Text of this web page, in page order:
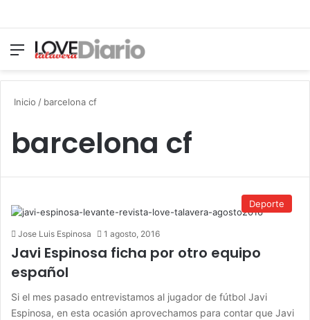
Menú
Inicio / barcelona cf
barcelona cf
Deporte
Jose Luis Espinosa 1 agosto, 2016
Javi Espinosa ficha por otro equipo
español
Si el mes pasado entrevistamos al jugador de fútbol Javi
Espinosa, en esta ocasión aprovechamos para contar que Javi